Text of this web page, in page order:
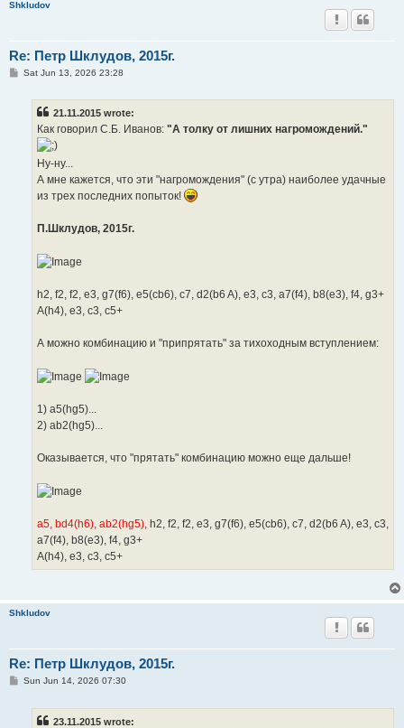
Shkludov
Re: Петр Шклудов, 2015г.
PSat Jun 13, 2026 23:28
21.11.2015 wrote:
Как говорил С.Б. Иванов: "А толку от лишних нагромождений."
Ну-ну...
А мне кажется, что эти "нагромождения" (с утра) наиболее удачные
из трех последних попыток!
П.Шклудов, 2015г.
h2, f2, f2, e3, g7(f6), e5(cb6), c7, d2(b6 A), e3, c3, a7(f4), b8(e3), f4, g3+
A(h4), e3, c3, c5+
А можно комбинацию и "припрятать" за тихоходным вступлением:
1) a5(hg5)...
2) ab2(hg5)...
Оказывается, что "прятать" комбинацию можно еще дальше!
a5, bd4(h6), ab2(hg5), h2, f2, f2, e3, g7(f6), e5(cb6), c7, d2(b6 A), e3, c3,
a7(f4), b8(e3), f4, g3+
A(h4), e3, c3, c5+
Shkludov
Re: Петр Шклудов, 2015г.
PSun Jun 14, 2026 07:30
23.11.2015 wrote: